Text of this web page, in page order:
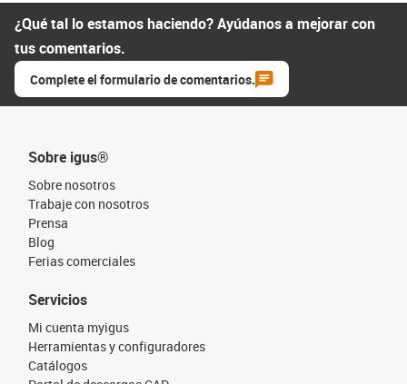
¿Qué tal lo estamos haciendo? Ayúdanos a mejorar con
tus comentarios.
Complete el formulario de comentarios.
Sobre igus®
Sobre nosotros
Trabaje con nosotros
Prensa
Blog
Ferias comerciales
Servicios
Mi cuenta myigus
Herramientas y configuradores
Catálogos